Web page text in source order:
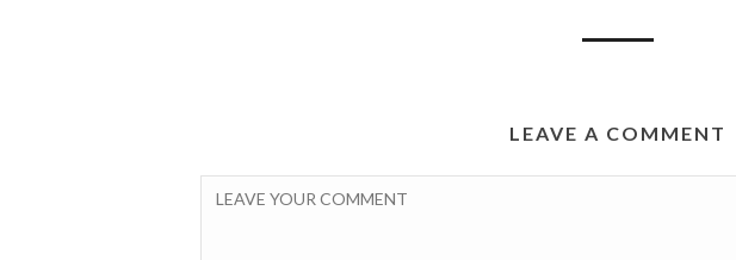
LEAVE A COMMENT